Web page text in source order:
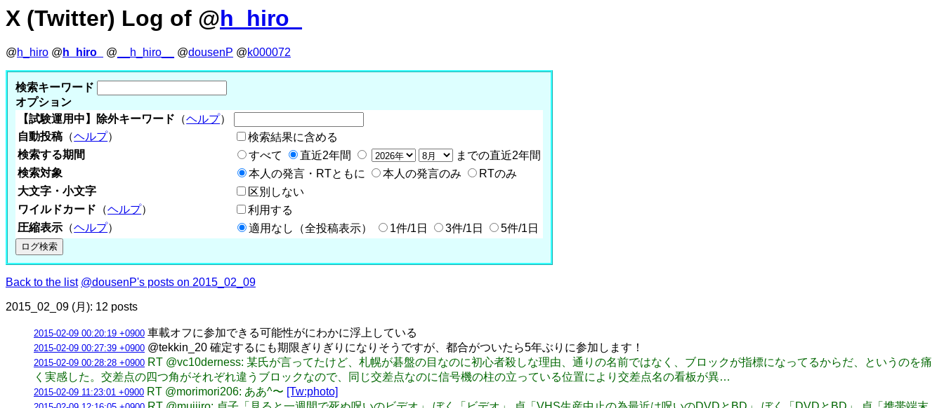
X (Twitter) Log of @h_hiro_
@h_hiro @ h_hiro_ @ __h_hiro__ @dousenP @k000072
検索キーワード
オプション
【試験運用中】除外キーワード （ヘルプ）
自動投稿 （ヘルプ）
検索結果に含める
検索する期間
すべて 直近2年間
までの直近2年間
検索対象
本人の発言・RTともに 本人の発言のみ
RTのみ
大文字・小文字
区別しない
ワイルドカード （ヘルプ）
利用する
圧縮表示 （ヘルプ） 適用なし（全投稿表示） 1件/1日 3件/1日 5件/1日
Back to the list @dousenP's posts on 2015_02_09
2015_02_09 (月): 12 posts
2015-02-09 00:20:19 +0900 車載オフに参加できる可能性がにわかに浮上している
2015-02-09 00:27:39 +0900 @tekkin_20 確定するにも期限ぎりぎりになりそうですが、都合がついたら5年ぶりに参加します！
2015-02-09 00:28:28 +0900 RT @vc10derness: 某氏が言ってたけど、札幌が碁盤の目なのに初心者殺しな理由、通りの名前ではなく、ブロックが指標になってるからだ、というのを痛
く実感した。交差点の四つ角がそれぞれ違うブロックなので、同じ交差点なのに信号機の柱の立っている位置により交差点名の看板が異…
2015-02-09 11:23:01 +0900 RT @morimori206: ああ^〜 [Tw:photo]